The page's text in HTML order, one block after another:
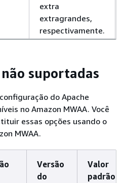
extra
extragrandes,
respectivamente.
suportadas
do Apache
no Amazon MWAA. Você
essas opções usando o
MWAA.
Versão
do
Valor
padrão